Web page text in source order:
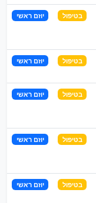
בטיפול יוזם ראשי
בטיפול יוזם ראשי
בטיפול יוזם ראשי
בטיפול יוזם ראשי
בטיפול יוזם ראשי